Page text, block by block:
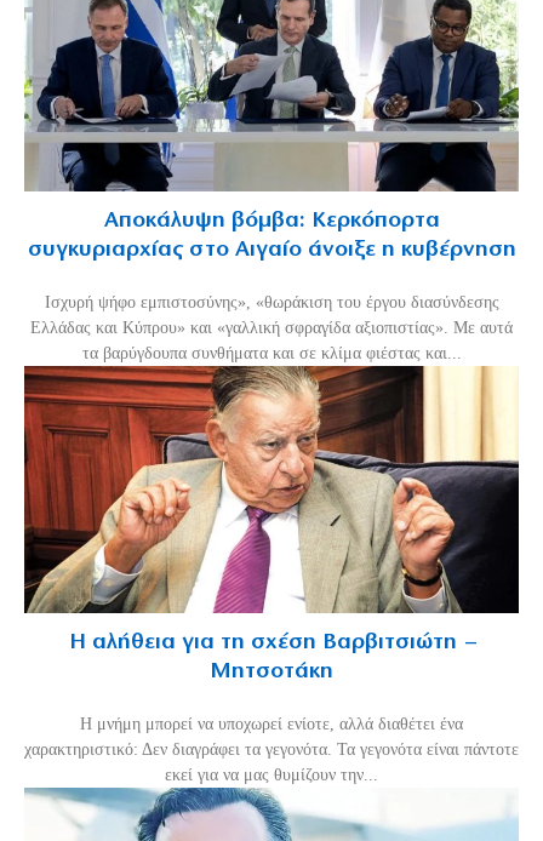
Αποκάλυψη βόμβα: Κερκόπορτα
συγκυριαρχίας στο Αιγαίο άνοιξε η κυβέρνηση
Ισχυρή ψήφο εμπιστοσύνης», «θωράκιση του έργου διασύνδεσης
Ελλάδας και Κύπρου» και «γαλλική σφραγίδα αξιοπιστίας». Με αυτά
τα βαρύγδουπα συνθήματα και σε κλίμα φιέστας και...
Η αλήθεια για τη σχέση Βαρβιτσιώτη –
Μητσοτάκη
H μνήμη μπορεί να υποχωρεί ενίοτε, αλλά διαθέτει ένα
χαρακτηριστικό: Δεν διαγράφει τα γεγονότα. Τα γεγονότα είναι πάντοτε
εκεί για να μας θυμίζουν την...